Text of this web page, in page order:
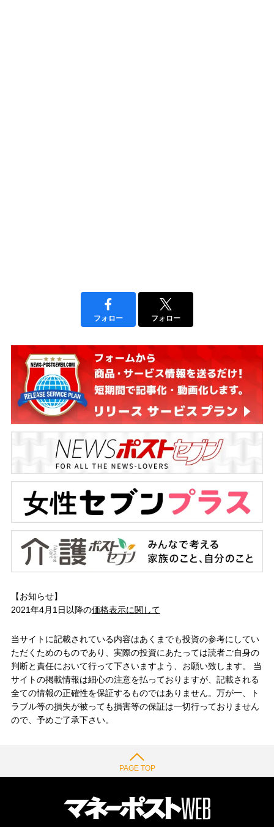
フォロー フォロー
【お知らせ】
2021年4月1日以降の価格表示に関して
当サイトに記載されている内容はあくまでも投資の参考にしてい
ただくためのものであり、実際の投資にあたっては読者ご自身の
判断と責任において行って下さいますよう、お願い致します。 当
サイトの掲載情報は細心の注意を払っておりますが、記載される
全ての情報の正確性を保証するものではありません。万が一、ト
ラブル等の損失が被っても損害等の保証は一切行っておりません
ので、予めご了承下さい。
PAGE TOP